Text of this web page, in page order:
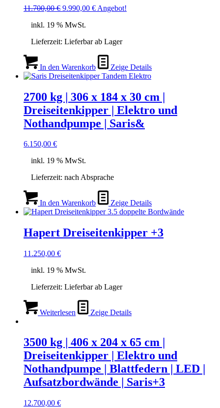
11.700,00€ Ursprünglicher
war:
9.990,00 €Aktueller
Angebot!
inkl. 19 % MwSt.
Lieferzeit: Lieferbar ab Lager
In den Warenkorb Zeige Details
2700 kg | 306 x 184 x 30 cm |
Dreiseitenkipper | Elektro und
Nothandpumpe | Saris&
6.150,00 €
inkl. 19 % MwSt.
Lieferzeit: nach Absprache
In den Warenkorb Zeige Details
Hapert Dreiseitenkipper +3
11.250,00 €
inkl. 19 % MwSt.
Lieferzeit: Lieferbar ab Lager
Weiterlesen Zeige Details
3500 kg | 406 x 204 x 65 cm |
Dreiseitenkipper | Elektro und
Nothandpumpe | Blattfedern | LED |
Aufsatzbordwände | Saris+3
12.700,00 €